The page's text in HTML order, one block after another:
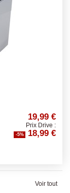
19,99 €
Prix Drive :
-5% 18,99 €
Voir tout